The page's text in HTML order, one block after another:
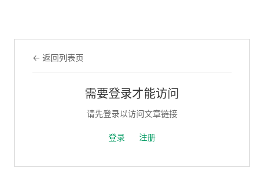
← 返回列表页
需要登录才能访问
请先登录以访问文章链接
登录 注册